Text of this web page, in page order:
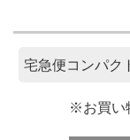
宅急便コンパ
※お買い